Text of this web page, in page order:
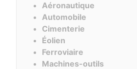
Aéronautique
Automobile
Cimenterie
Éolien
Ferroviaire
Machines-outils